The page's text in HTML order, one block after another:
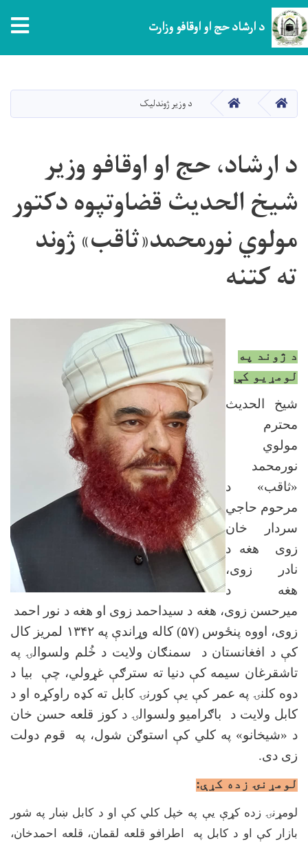
دانګل
د ارشاد حج او اوقافو وزارت
کور کور د وزیر ژوندلیک
د ارشاد، حج او اوقافو وزیر
شيخ الحديث قضاوتپوه دکتور
مولوي نورمحمد«ثاقب» ژوند
ته کتنه
د ژوند په
لومړيو کې
شیخ الحدیث
محترم
مولوي
نورمحمد
«ثاقب» د
مرحوم حاجي
سردار خان
زوی هغه د
نادر زوی،
هغه د
میرحسن زوی، هغه د سیداحمد زوی او هغه د نور احمد
زوی، اووه پنځوس (۵۷) کاله وړاندې په۱۳۴۲ لمریز کال
کې د افغانستان د سمنګان ولایت د خُلم ولسوالۍ په
تاشقرغان سیمه کې دنیا ته سترګې غړولي، چې بیا د
دوه کلنۍ په عمر کې یې کورنۍ کابل ته کډه راوکړه او د
کابل ولایت د باګرامیو ولسوالۍ د کوز قلعه حسن خان
د «شیخانو» په کلي کې استوګن شول، په قوم دولت
زی دی.
لومړنۍ زده کړې:
لومړنۍ زده کړې یې په خپل کلي کې او د کابل ښار په شور
بازار کې او د کابل په اطرافو قلعه لقمان، قلعه احمدخان،